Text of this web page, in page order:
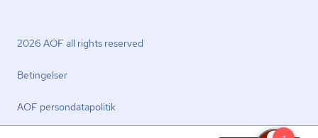
2026 AOF all rights reserved
Betingelser
AOF per­son­da­ta­po­li­tik